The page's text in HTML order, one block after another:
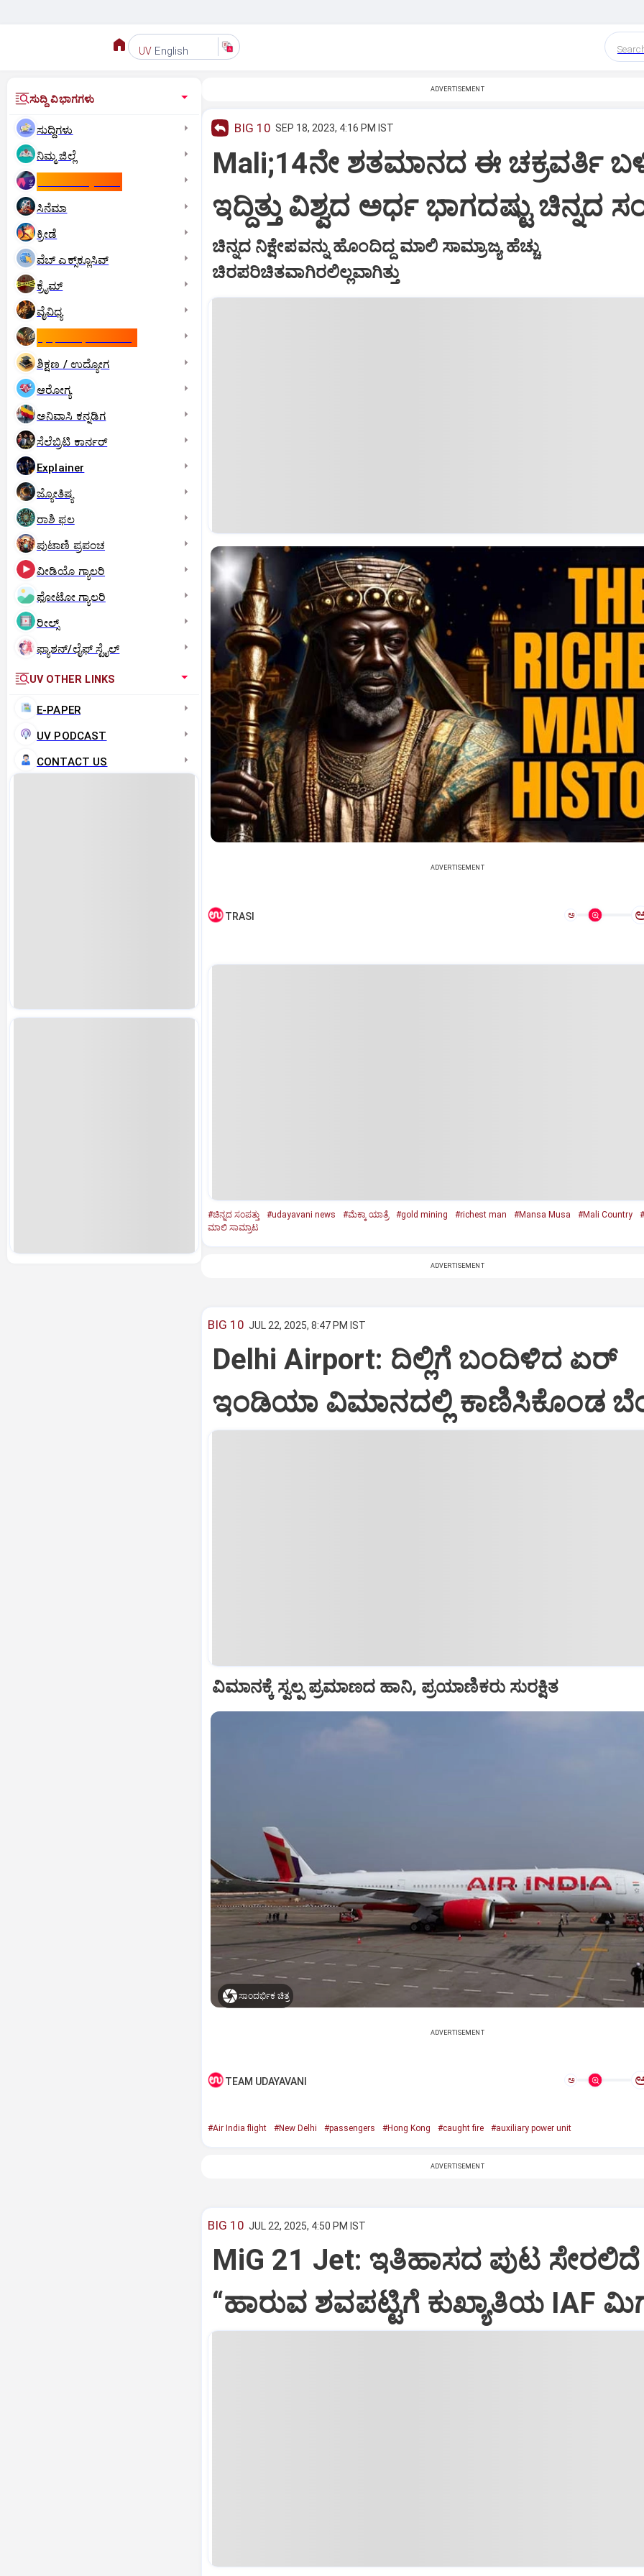
UV English
ಸುದ್ದಿ ವಿಭಾಗಗಳು
ಸುದ್ದಿಗಳು
ನಿಮ್ಮ ಜಿಲ್ಲೆ
ಸಿನೆಮಾ
ಕ್ರೀಡೆ
ವೆಬ್ ಎಕ್ಸ್‌ಕ್ಲೂಸಿವ್
ಕ್ರೈಮ್
ವೈವಿಧ್ಯ
ಶಿಕ್ಷಣ / ಉದ್ಯೋಗ
ಆರೋಗ್ಯ
ಅನಿವಾಸಿ ಕನ್ನಡಿಗ
ಸೆಲೆಬ್ರಿಟಿ ಕಾರ್ನರ್‌
Explainer
ಜ್ಯೋತಿಷ್ಯ
ರಾಶಿ ಫಲ
ಪುಟಾಣಿ ಪ್ರಪಂಚ
ವೀಡಿಯೊ ಗ್ಯಾಲರಿ
ಫೋಟೋ ಗ್ಯಾಲರಿ
ರೀಲ್ಸ್
ಫ್ಯಾಶನ್/ಲೈಫ್‌ ಸ್ಟೈಲ್
UV OTHER LINKS
E-PAPER
UV PODCAST
CONTACT US
ADVERTISEMENT
BIG 10 SEP 18, 2023, 4:16 PM IST
Mali;14ನೇ ಶತಮಾನದ ಈ ಚಕ್ರವರ್ತಿ
ಇದ್ದಿತ್ತು ವಿಶ್ವದ ಅರ್ಧ ಭಾಗದಷ್ಟು ಚಿನ್ನದ
ಚಿನ್ನದ ನಿಕ್ಷೇಪವನ್ನು ಹೊಂದಿದ್ದ ಮಾಲಿ ಸಾಮ್ರಾಜ್ಯ ಹೆಚ್ಚು
ಚಿರಪರಿಚಿತವಾಗಿರಲಿಲ್ಲವಾಗಿತ್ತು
ADVERTISEMENT
TRASI ಅ
#ಚಿನ್ನದ ಸಂಪತ್ತು #udayavani news #ಮೆಕ್ಕಾ ಯಾತ್ರೆ #gold mining #richest man #Mansa Musa #Mali Country
ಮಾಲಿ ಸಾಮ್ರಾಟ
ADVERTISEMENT
BIG 10 JUL 22, 2025, 8:47 PM IST
Delhi Airport: ದಿಲ್ಲಿಗೆ ಬಂದಿಳಿದ ಏರ್‌
ಇಂಡಿಯಾ ವಿಮಾನದಲ್ಲಿ ಕಾಣಿಸಿಕೊಂಡ
ವಿಮಾನಕ್ಕೆ ಸ್ವಲ್ಪ ಪ್ರಮಾಣದ ಹಾನಿ, ಪ್ರಯಾಣಿಕರು ಸುರಕ್ಷಿತ
ಸಾಂದರ್ಭಿಕ ಚಿತ್ರ
ADVERTISEMENT
TEAM UDAYAVANI ಅ
#Air India flight #New Delhi #passengers #Hong Kong #caught fire #auxiliary power unit
ADVERTISEMENT
BIG 10 JUL 22, 2025, 4:50 PM IST
MiG 21 Jet: ಇತಿಹಾಸದ ಪುಟ ಸೇರಲಿದೆ
“ಹಾರುವ ಶವಪಟ್ಟಿಗೆ ಕುಖ್ಯಾತಿಯ IAF